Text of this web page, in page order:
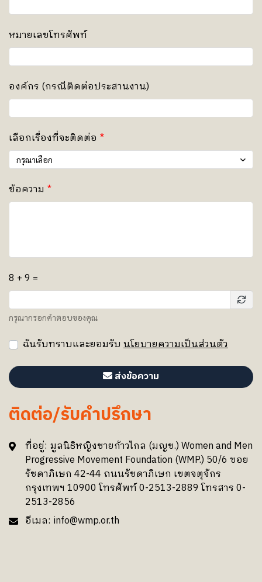
หมายเลขโทรศัพท์
องค์กร (กรณีติดต่อประสานงาน)
เลือกเรื่องที่จะติดต่อ
กรุณาเลือก
ข้อความ
8 + 9 =
กรุณากรอกคำตอบของคุณ
ฉันรับทราบและยอมรับ นโยบายความเป็นส่วนตัว
ส่งข้อความ
ติดต่อ/รับคำปรึกษา
ที่อยู่: มูลนิธิหญิงชายก้าวไกล (มญช.) Women and Men
Progressive Movement Foundation (WMP.) 50/6 ซอย
รัชดาภิเษก 42-44 ถนนรัชดาภิเษก เขตจตุจักร
กรุงเทพฯ 10900 โทรศัพท์ 0-2513-2889 โทรสาร 0-
2513-2856
อีเมล: info@wmp.or.th